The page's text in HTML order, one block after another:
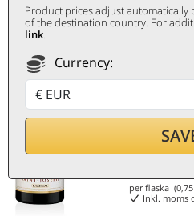
Product prices adjust automatically
of the destination country. For
link.
Currency:
91€
per flaska (0,75
Inkl. moms